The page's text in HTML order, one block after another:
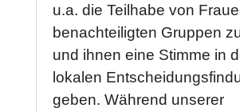
u.a. die Teilhabe von
benachteiligten Gruppen
und ihnen eine Stimme in
lokalen
geben. Während unserer